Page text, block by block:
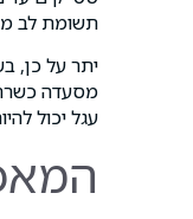
תשומת לב
יתר על כן,
מסעדה כשרה
עגל יכול